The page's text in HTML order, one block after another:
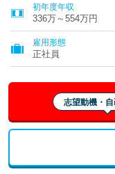
初年度年収
336万～554万円
雇用形態
正社員
志望動機・